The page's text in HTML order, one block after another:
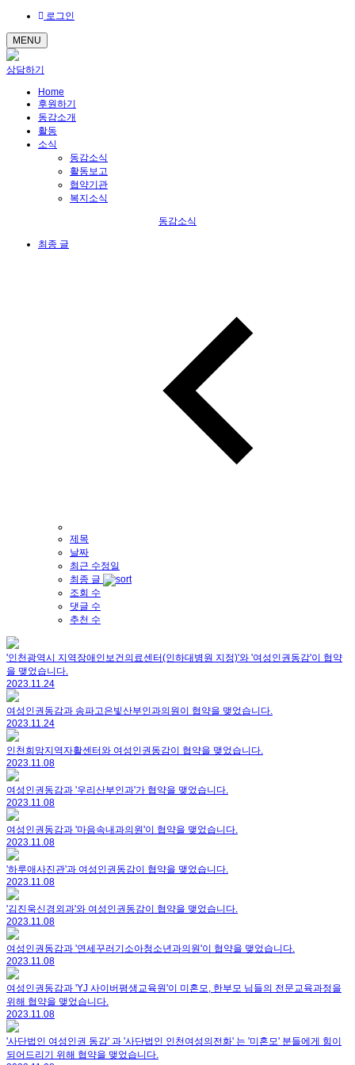
로그인
MENU
상담하기
Home
후원하기
동감소개
활동
소식
동감소식
활동보고
협약기관
복지소식
동감소식
최종 글
제목
날짜
최근 수정일
최종 글
조회 수
댓글 수
추천 수
'인천광역시 지역장애인보건의료센터(인하대병원 지정)'와 '여성인권동감'이 협약
을 맺었습니다.
2023.11.24
여성인권동감과 송파고은빛산부인과의원이 협약을 맺었습니다.
2023.11.24
인천희망지역자활센터와 여성인권동감이 협약을 맺었습니다.
2023.11.08
여성인권동감과 '우리산부인과'가 협약을 맺었습니다.
2023.11.08
여성인권동감과 '마음속내과의원'이 협약을 맺었습니다.
2023.11.08
'하루애사진관'과 여성인권동감이 협약을 맺었습니다.
2023.11.08
'김진욱신경외과'와 여성인권동감이 협약을 맺었습니다.
2023.11.08
여성인권동감과 '연세꾸러기소아청소년과의원'이 협약을 맺었습니다.
2023.11.08
여성인권동감과 'YJ 사이버평생교육원'이 미혼모, 한부모 님들의 전문교육과정을
위해 협약을 맺었습니다.
2023.11.08
'사단법인 여성인권 동감' 과 '사단법인 인천여성의전화' 는 '미혼모' 분들에게 힘이
되어드리기 위해 협약을 맺었습니다.